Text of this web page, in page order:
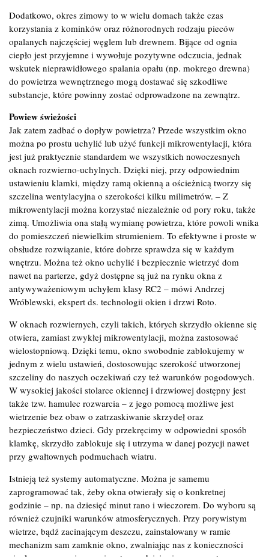
Dodatkowo, okres zimowy to w wielu domach także czas
korzystania z kominków oraz różnorodnych rodzaju pieców
opalanych najczęściej węglem lub drewnem. Bijące od ognia
ciepło jest przyjemne i wywołuje pozytywne odczucia, jednak
wskutek nieprawidłowego spalania opału (np. mokrego drewna)
do powietrza wewnętrznego mogą dostawać się szkodliwe
substancje, które powinny zostać odprowadzone na zewnątrz.
Powiew świeżości
Jak zatem zadbać o dopływ powietrza? Przede wszystkim okno
można po prostu uchylić lub użyć funkcji mikrowentylacji, która
jest już praktycznie standardem we wszystkich nowoczesnych
oknach rozwierno-uchylnych. Dzięki niej, przy odpowiednim
ustawieniu klamki, między ramą okienną a ościeżnicą tworzy się
szczelina wentylacyjna o szerokości kilku milimetrów. – Z
mikrowentylacji można korzystać niezależnie od pory roku, także
zimą. Umożliwia ona stałą wymianę powietrza, które powoli wnika
do pomieszczeń niewielkim strumieniem. To efektywne i proste w
obsłudze rozwiązanie, które dobrze sprawdza się w każdym
wnętrzu. Można też okno uchylić i bezpiecznie wietrzyć dom
nawet na parterze, gdyż dostępne są już na rynku okna z
antywyważeniowym uchyłem klasy RC2 – mówi Andrzej
Wróblewski, ekspert ds. technologii okien i drzwi Roto.
W oknach rozwiernych, czyli takich, których skrzydło okienne się
otwiera, zamiast zwykłej mikrowentylacji, można zastosować
wielostopniową. Dzięki temu, okno swobodnie zablokujemy w
jednym z wielu ustawień, dostosowując szerokość utworzonej
szczeliny do naszych oczekiwań czy też warunków pogodowych.
W wysokiej jakości stolarce okiennej i drzwiowej dostępny jest
także tzw. hamulec rozwarcia – z jego pomocą możliwe jest
wietrzenie bez obaw o zatrzaskiwanie skrzydeł oraz
bezpieczeństwo dzieci. Gdy przekręcimy w odpowiedni sposób
klamkę, skrzydło zablokuje się i utrzyma w danej pozycji nawet
przy gwałtownych podmuchach wiatru.
Istnieją też systemy automatyczne. Można je samemu
zaprogramować tak, żeby okna otwierały się o konkretnej
godzinie – np. na dziesięć minut rano i wieczorem. Do wyboru są
również czujniki warunków atmosferycznych. Przy porywistym
wietrze, bądź zacinającym deszczu, zainstalowany w ramie
mechanizm sam zamknie okno, zwalniając nas z konieczności